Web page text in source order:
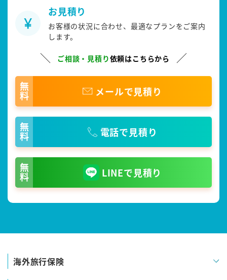
お見積り
お客様の状況に合わせ、最適なプランをご案内
します。
ご相談・見積り依頼はこちらから
無料 メールで見積り
無料 電話で見積り
無料 LINEで見積り
海外旅行保険